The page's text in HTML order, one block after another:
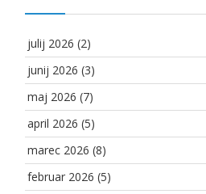
julij 2026 (2)
junij 2026 (3)
maj 2026 (7)
april 2026 (5)
marec 2026 (8)
februar 2026 (5)